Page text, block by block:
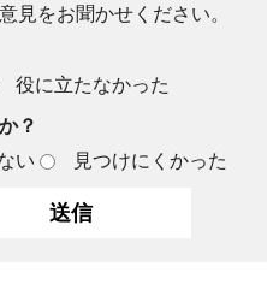
見をお聞かせください。
役に立たなかった
？
い 見つけにくかった